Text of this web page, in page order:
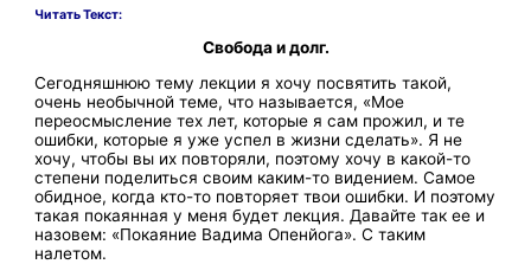
Читать Текст:
Свобода и долг.
Сегодняшнюю тему лекции я хочу посвятить такой,
очень необычной теме, что называется, «Мое
переосмысление тех лет, которые я сам прожил, и те
ошибки, которые я уже успел в жизни сделать». Я не
хочу, чтобы вы их повторяли, поэтому хочу в какой-то
степени поделиться своим каким-то видением. Самое
обидное, когда кто-то повторяет твои ошибки. И поэтому
такая покаянная у меня будет лекция. Давайте так ее и
назовем: «Покаяние Вадима Опенйога». С таким
налетом.